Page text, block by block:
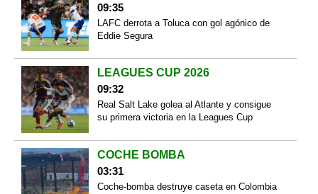
09:35
LAFC derrota a Toluca con gol agónico de
Eddie Segura
LEAGUES CUP 2026
09:32
Real Salt Lake golea al Atlante y consigue
su primera victoria en la Leagues Cup
COCHE BOMBA
03:31
Coche-bomba destruye caseta en Colombia